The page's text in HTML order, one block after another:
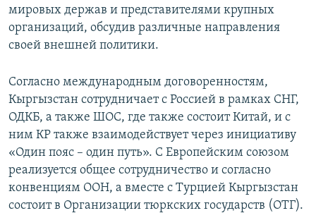
мировых держав и представителями крупных
организаций, обсудив различные направления
своей внешней политики.
Согласно международным договоренностям,
Кыргызстан сотрудничает с Россией в рамках СНГ,
ОДКБ, а также ШОС, где также состоит Китай, и с
ним КР также взаимодействует через инициативу
«Один пояс – один путь». С Европейским союзом
реализуется общее сотрудничество и согласно
конвенциям ООН, а вместе с Турцией Кыргызстан
состоит в Организации тюркских государств (ОТГ).